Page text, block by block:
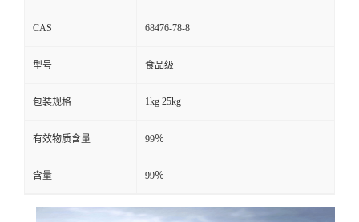
CAS 68476-78-8
型号 食品级
包装规格 1kg 25kg
有效物质含量 99％
含量 99％